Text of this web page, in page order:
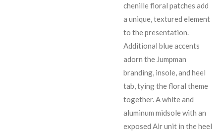
chenille floral patches add
a unique, textured element
to the presentation.
Additional blue accents
adorn the Jumpman
branding, insole, and heel
tab, tying the floral theme
together. A white and
aluminum midsole with an
exposed Air unit in the heel